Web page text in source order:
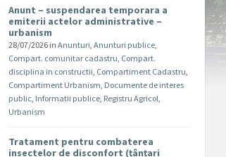
Anunt – suspendarea temporara a
emiterii actelor administrative –
urbanism
28/07/2026 inAnunturi,Anunturi publice,
Compart. comunitar cadastru, Compart.
disciplina in constructii, Compartiment Cadastru,
Compartiment Urbanism, Documente de interes
public, Informatii publice, Registru Agricol,
Urbanism
Tratament pentru combaterea
insectelor de disconfort (țânțari